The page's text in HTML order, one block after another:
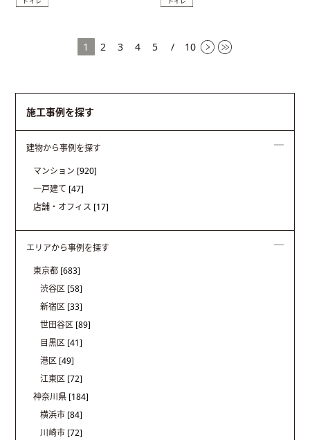
1 2 3 4 5 / 10
施工事例を探す
建物から事例を探す
マンション [920]
一戸建て [47]
店舗・オフィス [17]
エリアから事例を探す
東京都 [683]
渋谷区 [58]
新宿区 [33]
世田谷区 [89]
目黒区 [41]
港区 [49]
江東区 [72]
神奈川県 [184]
横浜市 [84]
川崎市 [72]